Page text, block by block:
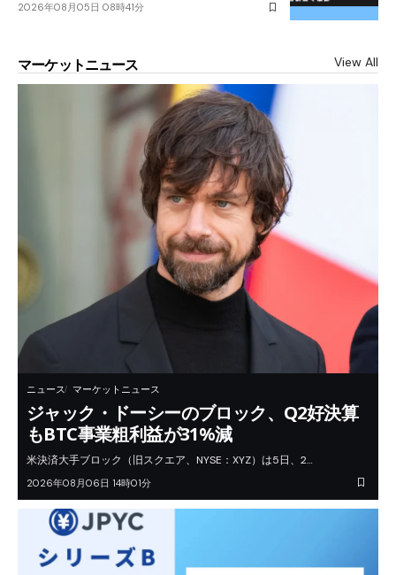
2026年08月05日 08時41分
マーケットニュース View All
ニュース マーケットニュース
ジャック・ドーシーのブロック、Q2好決算
もBTC事業粗利益が31%減
米決済大手ブロック（旧スクエア、NYSE：XYZ）は5日、2…
2026年08月06日 14時01分